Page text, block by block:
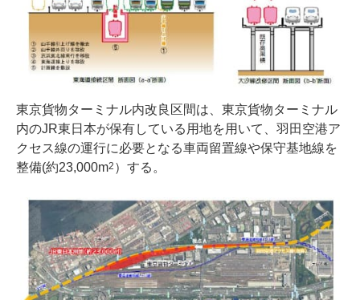
東京貨物ターミナル内改良区間は、東京貨物ターミナル
内のJR東日本が保有している用地を用いて、羽田空港ア
クセス線の運行に必要となる車両留置線や保守基地線を
整備(約23,000m2 ）する。